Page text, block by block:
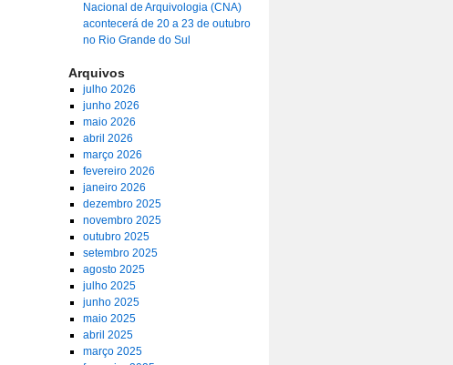
Nacional de Arquivologia (CNA)
acontecerá de 20 a 23 de outubro
no Rio Grande do Sul
Arquivos
julho 2026
junho 2026
maio 2026
abril 2026
março 2026
fevereiro 2026
janeiro 2026
dezembro 2025
novembro 2025
outubro 2025
setembro 2025
agosto 2025
julho 2025
junho 2025
maio 2025
abril 2025
março 2025